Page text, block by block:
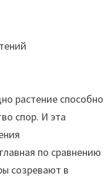
растение способно
спор. И эта
по сравнению
созревают в